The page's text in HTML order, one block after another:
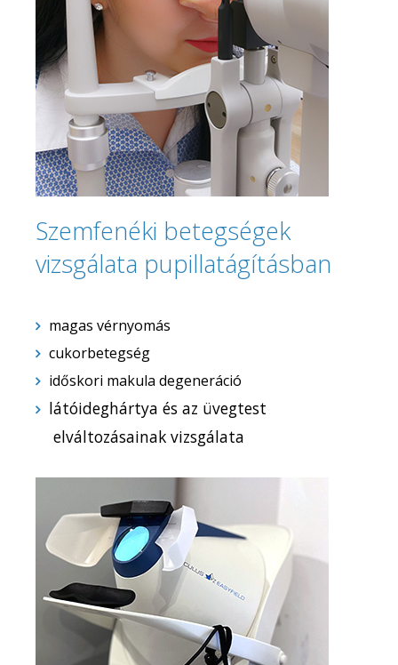
Szemfenéki betegségek
vizsgálata pupillatágításban
magas vérnyomás
cukorbetegség
időskori makula degeneráció
látóideghártya és az üvegtest
elváltozásainak vizsgálata